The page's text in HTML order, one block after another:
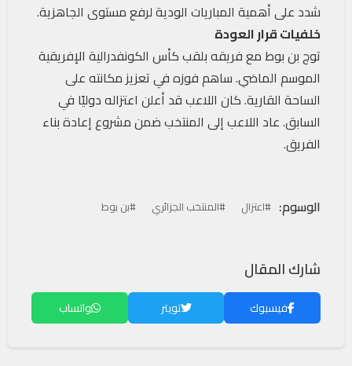
شدد على أهمية المباريات الودية لرفع مستوى الجاهزية.
خلفيات قرار العودة
توج بن بوط مع فريقه بلقب كأس الكونفدرالية الإفريقية
الموسم الماضي. ساهم فوزه في تعزيز مكانته على
الساحة القارية. كان اللاعب قد أعلن اعتزاله دوليًا في
السابق. عاد اللاعب إلى المنتخب ضمن مشروع إعادة بناء
الفريق.
الوسوم: #اعتزال #المنتخب الجزائري #بن بوط
شارك المقال
فيسبوك تويتر واتساب